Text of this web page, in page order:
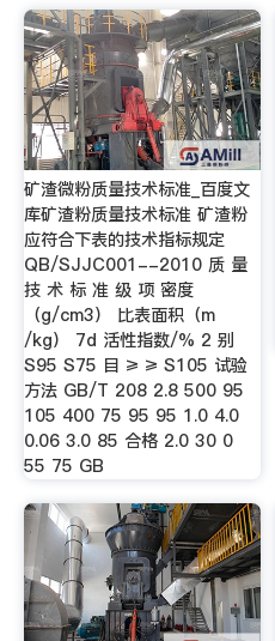
矿渣微粉质量技术标准_百度文
库矿渣粉质量技术标准 矿渣粉
应符合下表的技术指标规定
QB/SJJC001--2010 质 量
技 术 标 准 级 项 密度
（g/cm3） 比表面积（m
/kg） 7d 活性指数/% 2 别
S95 S75 目 ≥ ≥ S105 试验
方法 GB/T 208 2.8 500 95
105 400 75 95 95 1.0 4.0
0.06 3.0 85 合格 2.0 30 0
55 75 GB